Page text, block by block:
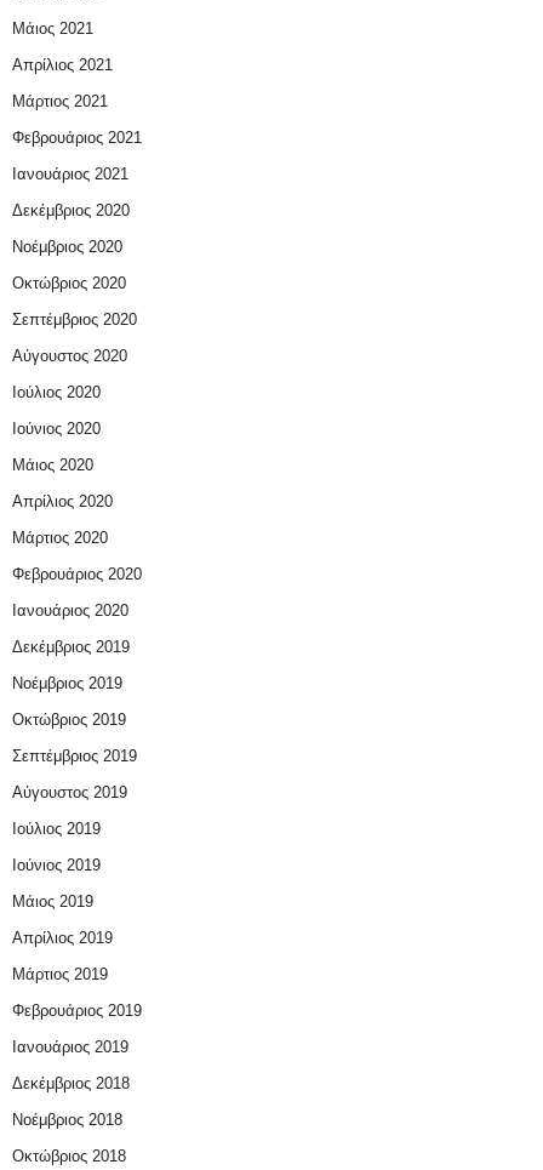
Μάιος 2021
Απρίλιος 2021
Μάρτιος 2021
Φεβρουάριος 2021
Ιανουάριος 2021
Δεκέμβριος 2020
Νοέμβριος 2020
Οκτώβριος 2020
Σεπτέμβριος 2020
Αύγουστος 2020
Ιούλιος 2020
Ιούνιος 2020
Μάιος 2020
Απρίλιος 2020
Μάρτιος 2020
Φεβρουάριος 2020
Ιανουάριος 2020
Δεκέμβριος 2019
Νοέμβριος 2019
Οκτώβριος 2019
Σεπτέμβριος 2019
Αύγουστος 2019
Ιούλιος 2019
Ιούνιος 2019
Μάιος 2019
Απρίλιος 2019
Μάρτιος 2019
Φεβρουάριος 2019
Ιανουάριος 2019
Δεκέμβριος 2018
Νοέμβριος 2018
Οκτώβριος 2018